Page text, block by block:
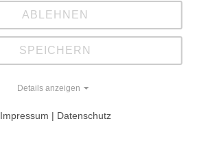
et
du site
ABLEHNEN
SPEICHERN
Details anzeigen
Impressum | Datenschutz